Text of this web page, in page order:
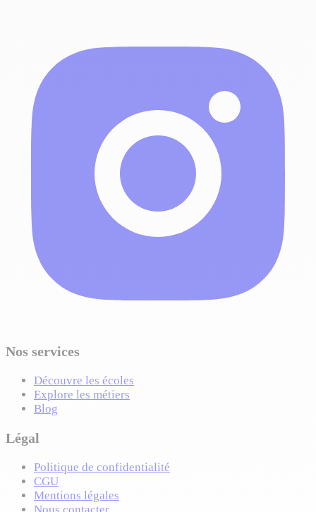
Nos services
Découvre les écoles
Explore les métiers
Blog
Légal
Politique de confidentialité
CGU
Mentions légales